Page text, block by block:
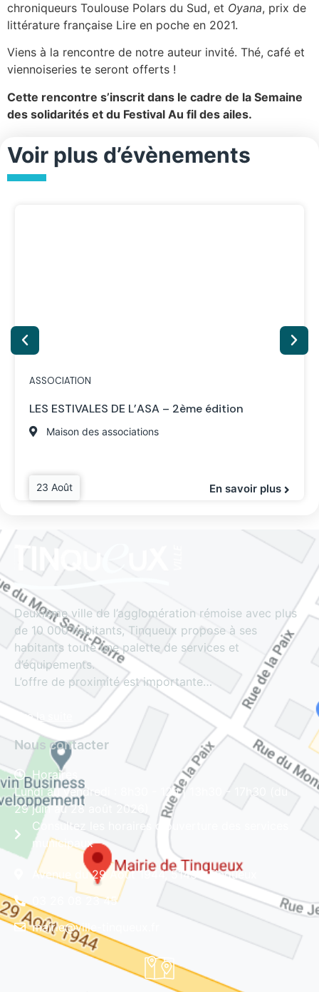
chroniqueurs Toulouse Polars du Sud, et Oyana, prix de
littérature française Lire en poche en 2021.
Viens à la rencontre de notre auteur invité. Thé, café et
viennoiseries te seront offerts !
Cette rencontre s’inscrit dans le cadre de la Semaine
des solidarités et du Festival Au fil des ailes.
Voir plus d’évènements
ASSOCIATION
LES ESTIVALES DE L’ASA – 2ème édition
Maison des associations
23 Août En savoir plus
Deuxième ville de l’agglomération rémoise avec plus
de 10 000 habitants, Tinqueux propose à ses
habitants toute une palette de services et
d’équipements.
L’offre de proximité est importante…
Lire la suite
Nous contacter
Horaires
Lundi au vendredi : 8h30 - 12h | 13h30 - 17h30 (du
29 juin au 28 août 2026)
Consultez les horaires d'ouverture des services
municipaux
Avenue du 29 Août 1944, 51430 Tinqueux
03 26 08 23 45
mairie@ville-tinqueux.fr